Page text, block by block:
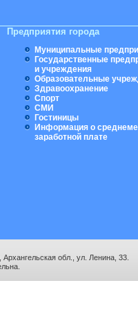
Предприятия города
Муниципальные
Государственные
и учреждения
Образовательные
Здравоохранение
Спорт
СМИ
Гостиницы
Информация о
заработной плате
обл., ул. Ленина, 33.